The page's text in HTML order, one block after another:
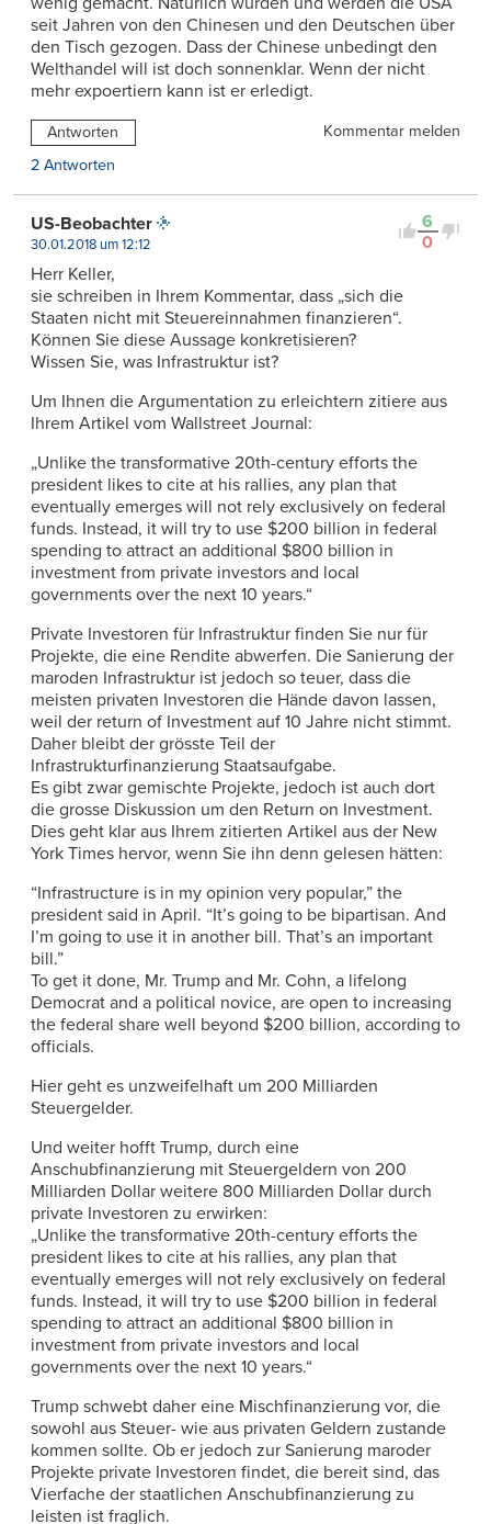
seit Jahren von den Chinesen und den Deutschen über
den Tisch gezogen. Dass der Chinese unbedingt den
Welthandel will ist doch sonnenklar. Wenn der nicht
mehr expoertiern kann ist er erledigt.
Antworten
Kommentar melden
2 Antworten
6
0
US-Beobachter
30.01.2018 um 12:12
Herr Keller,
sie schreiben in Ihrem Kommentar, dass „sich die
Staaten nicht mit Steuereinnahmen finanzieren“.
Können Sie diese Aussage konkretisieren?
Wissen Sie, was Infrastruktur ist?
Um Ihnen die Argumentation zu erleichtern zitiere aus
Ihrem Artikel vom Wallstreet Journal:
„Unlike the transformative 20th-century efforts the
president likes to cite at his rallies, any plan that
eventually emerges will not rely exclusively on federal
funds. Instead, it will try to use $200 billion in federal
spending to attract an additional $800 billion in
investment from private investors and local
governments over the next 10 years.“
Private Investoren für Infrastruktur finden Sie nur für
Projekte, die eine Rendite abwerfen. Die Sanierung der
maroden Infrastruktur ist jedoch so teuer, dass die
meisten privaten Investoren die Hände davon lassen,
weil der return of Investment auf 10 Jahre nicht stimmt.
Daher bleibt der grösste Teil der
Infrastrukturfinanzierung Staatsaufgabe.
Es gibt zwar gemischte Projekte, jedoch ist auch dort
die grosse Diskussion um den Return on Investment.
Dies geht klar aus Ihrem zitierten Artikel aus der New
York Times hervor, wenn Sie ihn denn gelesen hätten:
“Infrastructure is in my opinion very popular,” the
president said in April. “It’s going to be bipartisan. And
I’m going to use it in another bill. That’s an important
bill.”
To get it done, Mr. Trump and Mr. Cohn, a lifelong
Democrat and a political novice, are open to increasing
the federal share well beyond $200 billion, according to
officials.
Hier geht es unzweifelhaft um 200 Milliarden
Steuergelder.
Und weiter hofft Trump, durch eine
Anschubfinanzierung mit Steuergeldern von 200
Milliarden Dollar weitere 800 Milliarden Dollar durch
private Investoren zu erwirken:
„Unlike the transformative 20th-century efforts the
president likes to cite at his rallies, any plan that
eventually emerges will not rely exclusively on federal
funds. Instead, it will try to use $200 billion in federal
spending to attract an additional $800 billion in
investment from private investors and local
governments over the next 10 years.“
Trump schwebt daher eine Mischfinanzierung vor, die
sowohl aus Steuer- wie aus privaten Geldern zustande
kommen sollte. Ob er jedoch zur Sanierung maroder
Projekte private Investoren findet, die bereit sind, das
Vierfache der staatlichen Anschubfinanzierung zu
leisten ist fraglich.